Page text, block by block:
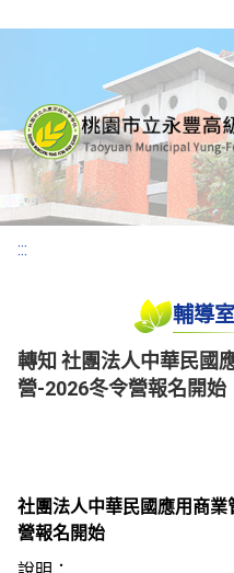
:::
輔導
轉知 社團法人中華民國
營-2026冬令營報名開始
社團法人中華民國應用商業
營報名開始